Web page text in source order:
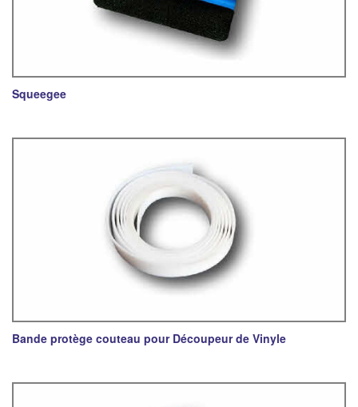
Squeegee
Bande protège couteau pour Découpeur de Vinyle